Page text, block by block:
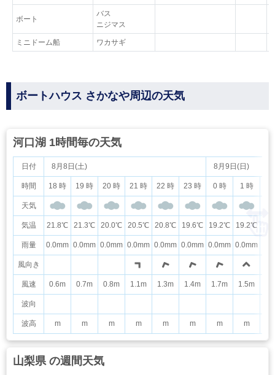
ボート
バス
ニジマス
ミニドーム船 ワカサギ
ボートハウス さかなや周辺の天気
河口湖 1時間毎の天気
日付
時間
天気
気温
雨量
風向き
風速
波向
波高
8月8日(土) 8月9日(日)
18 時 19 時 20 時 21 時 22 時 23 時 0 時 1 時
21.8℃ 21.3℃ 20.0℃ 20.5℃ 20.8℃ 19.6℃ 19.2℃ 19.2℃
0.0mm 0.0mm 0.0mm 0.0mm 0.0mm 0.0mm 0.0mm 0.0mm
0.6m 0.7m 0.8m 1.1m 1.3m 1.4m 1.7m 1.5m
m m m m m m m m
山梨県 の週間天気